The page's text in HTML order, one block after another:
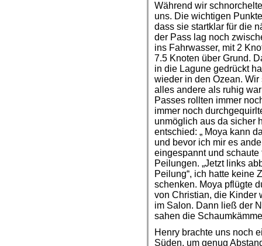
Während wir
uns. Die wichtigen
dass sie startklar für die
der Pass lag noch
ins Fahrwasser, mit 2
7.5 Knoten über Grund.
in die Lagune gedrückt
wieder in den Ozean.
alles andere als ruhig
Passes rollten immer
immer noch
unmöglich aus da sicher
entschied: „ Moya kann
und bevor ich mir es
eingespannt und
Peilungen. „Jetzt links
Peilung“, ich hatte keine
schenken. Moya pflügte
von Christian, die Kinder
im Salon. Dann ließ der
sahen die
Henry brachte uns noch
Süden, um genug